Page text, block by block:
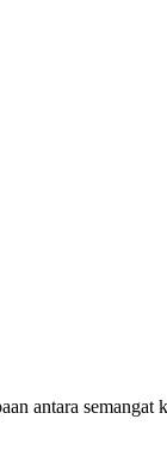
antara semangat